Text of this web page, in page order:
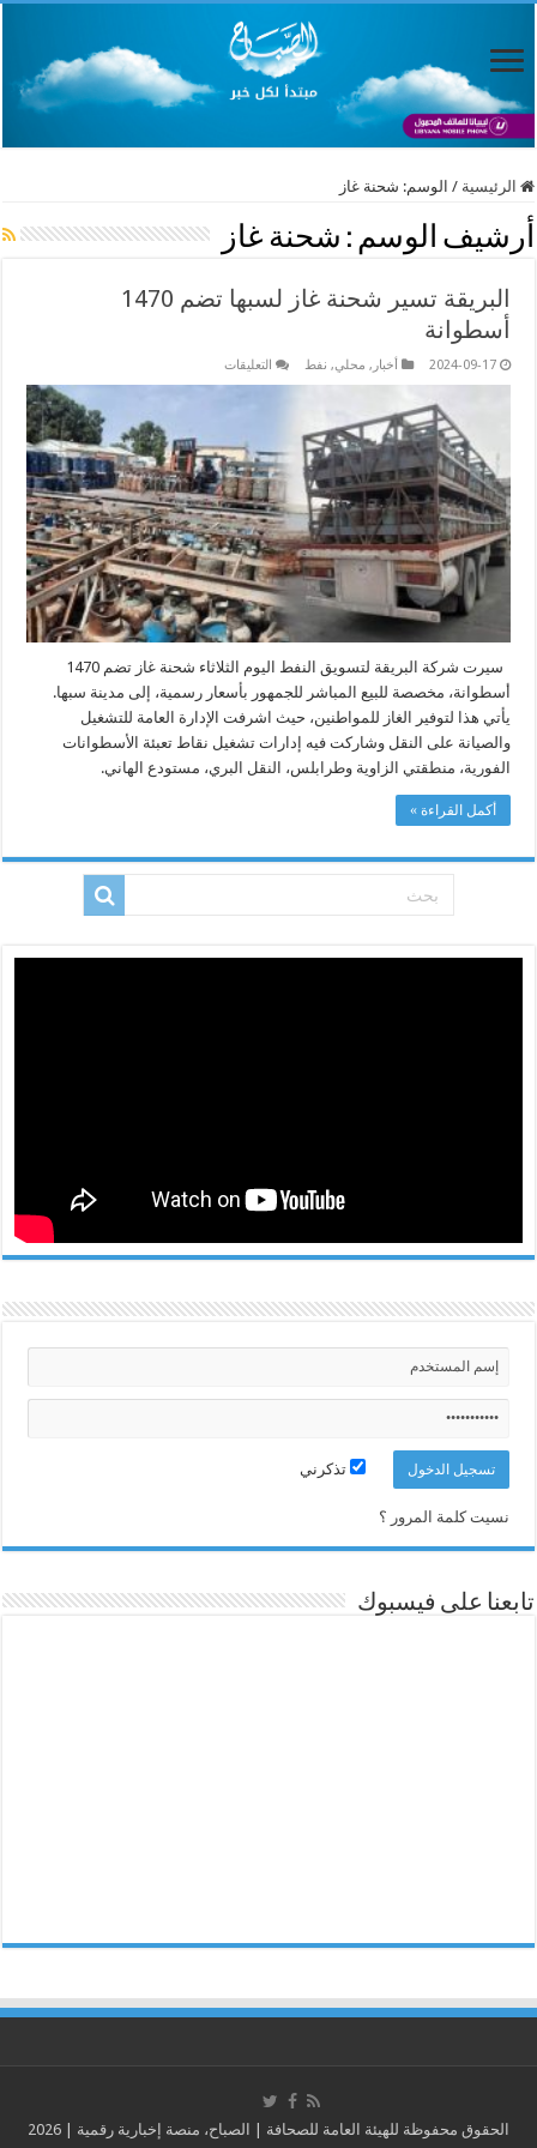
الرئيسية / الوسم: شحنة غاز
أرشيف الوسم : شحنة غاز
البريقة تسير شحنة غاز لسبها تضم 1470
أسطوانة
2024-09-17 أخبار , محلي, نفط التعليقات
لسبها
تضم
1470
أسطوانة
مغلقة
سيرت شركة البريقة لتسويق النفط اليوم الثلاثاء شحنة غاز تضم 1470
أسطوانة، مخصصة للبيع المباشر للجمهور بأسعار رسمية، إلى مدينة سبها.
يأتي هذا لتوفير الغاز للمواطنين، حيث اشرفت الإدارة العامة للتشغيل
والصيانة على النقل وشاركت فيه إدارات تشغيل نقاط تعبئة الأسطوانات
الفورية، منطقتي الزاوية وطرابلس، النقل البري، مستودع الهاني.
أكمل القراءة »
تذكرني
نسيت كلمة المرور ؟
تابعنا على فيسبوك
الحقوق محفوظة للهيئة العامة للصحافة | الصباح، منصة إخبارية رقمية | 2026